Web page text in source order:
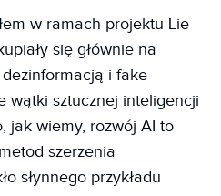
w ramach projektu Lie
się głównie na
i fake
wątki sztucznej inteligencji
jak wiemy, rozwój AI to
szerzenia
słynnego przykładu